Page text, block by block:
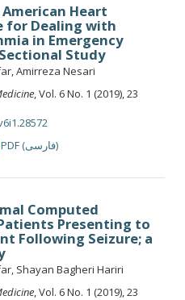
Heart
for Dealing with
in Emergency
Study
Amirreza Nesari
, Vol. 6 No. 1 (2019), 23
PDF (فارسی)
Computed
Presenting to
Following Seizure; a
Shayan Bagheri Hariri
, Vol. 6 No. 1 (2019), 23